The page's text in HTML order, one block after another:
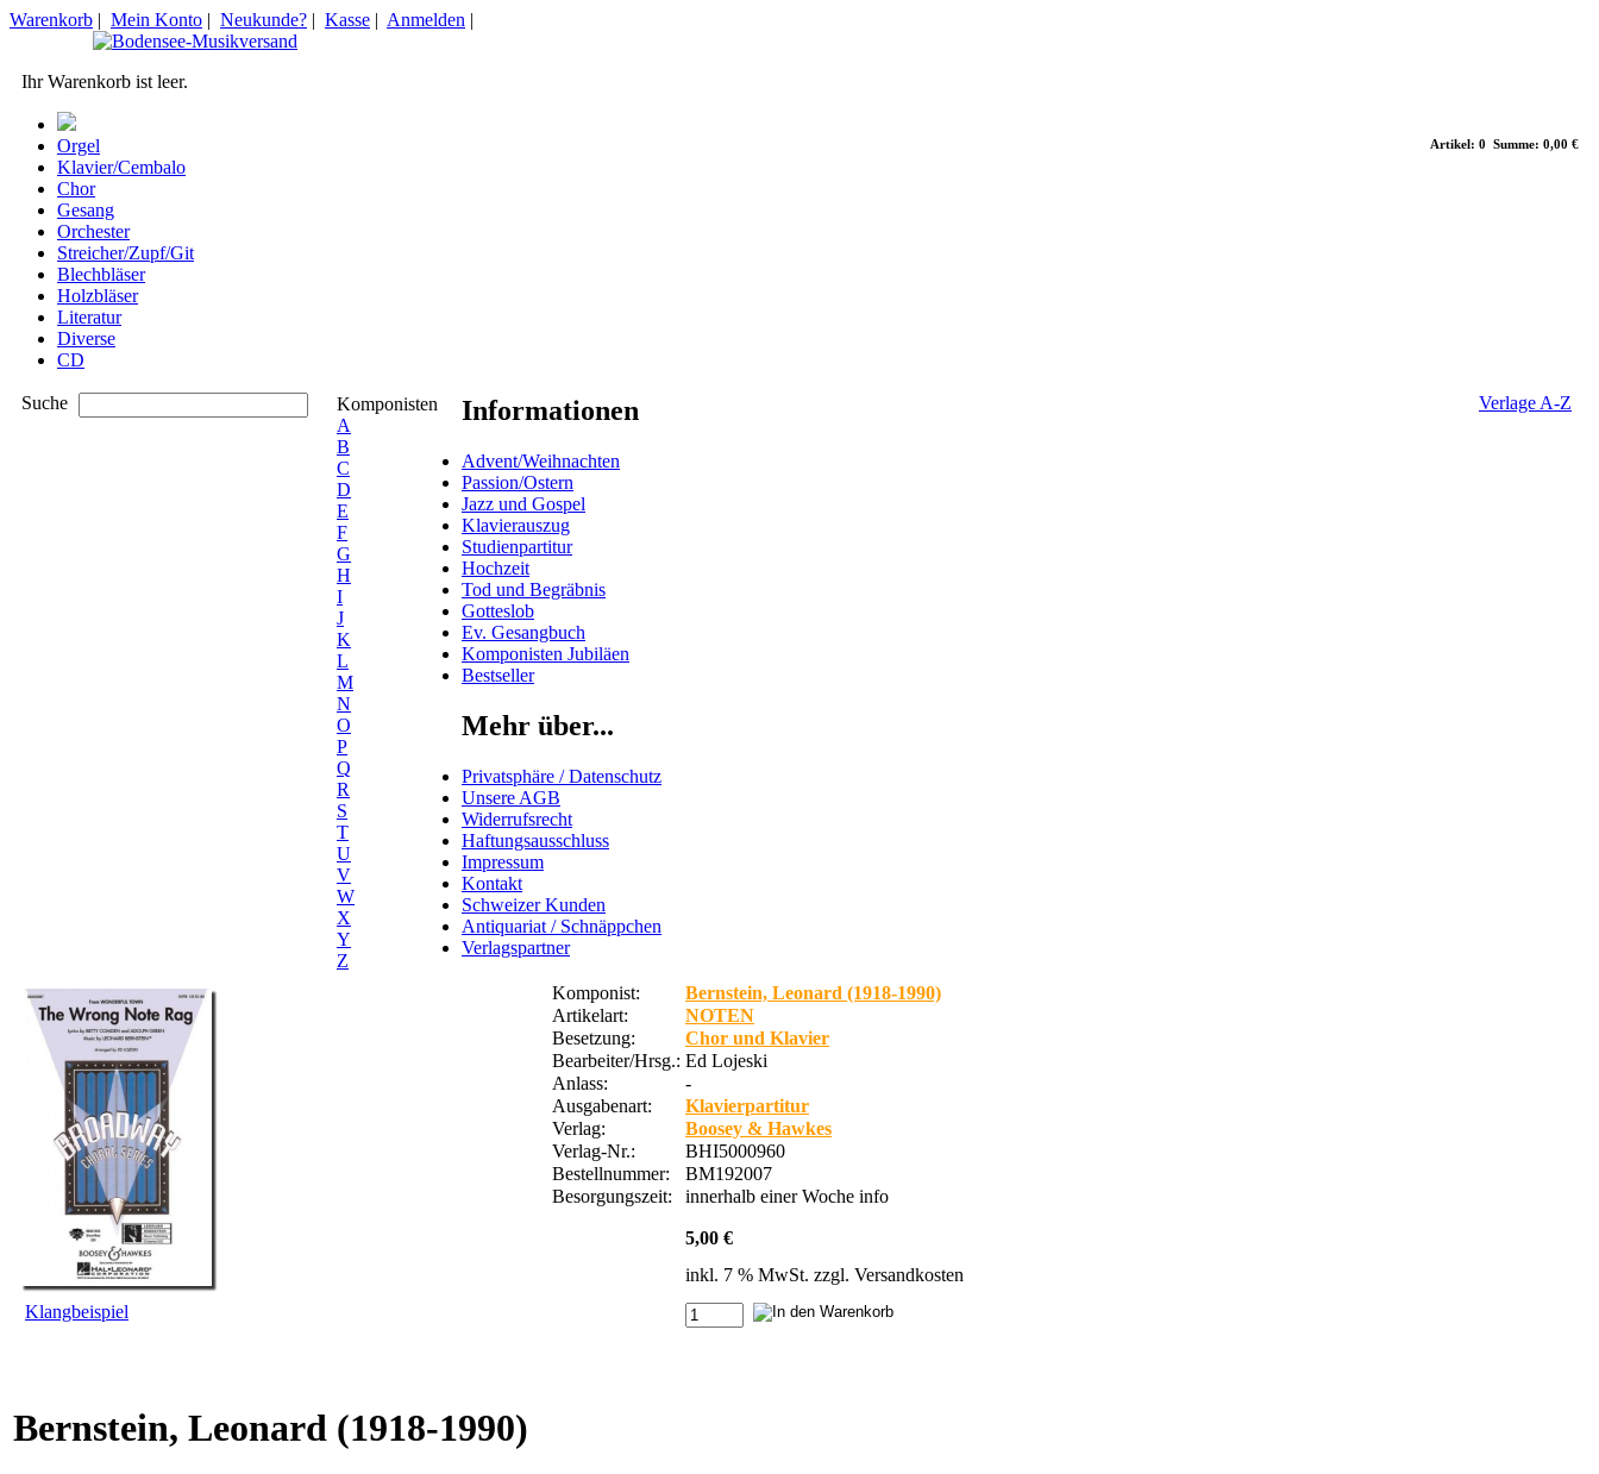
Artikel: 0 Summe: 0,00 €
Warenkorb | Mein Konto | Neukunde? | Kasse | Anmelden |
Ihr Warenkorb ist leer.
Orgel
Klavier/Cembalo
Chor
Gesang
Orchester
Streicher/Zupf/Git
Blechbläser
Holzbläser
Literatur
Diverse
CD
Suche
Komponisten
A
B
C
D
E
F
G
H
I
J
K
L
M
N
O
P
Q
R
S
T
U
V
W
X
Y
Z
Verlage A-Z
Informationen
Advent/Weihnachten
Passion/Ostern
Jazz und Gospel
Klavierauszug
Studienpartitur
Hochzeit
Tod und Begräbnis
Gotteslob
Ev. Gesangbuch
Komponisten Jubiläen
Bestseller
Mehr über...
Privatsphäre / Datenschutz
Unsere AGB
Widerrufsrecht
Haftungsausschluss
Impressum
Kontakt
Schweizer Kunden
Antiquariat / Schnäppchen
Verlagspartner
Klangbeispiel
Komponist:
Bernstein, Leonard (1918-1990)
Artikelart:
NOTEN
Besetzung:
Chor und Klavier
Bearbeiter/Hrsg.: Ed Lojeski
Anlass:
-
Ausgabenart:
Klavierpartitur
Verlag:
Boosey & Hawkes
Verlag-Nr.:
BHI5000960
Bestellnummer:
BM192007
Besorgungszeit:
innerhalb einer Woche info
5,00 €
inkl. 7 % MwSt. zzgl. Versandkosten
Bernstein, Leonard (1918-1990)